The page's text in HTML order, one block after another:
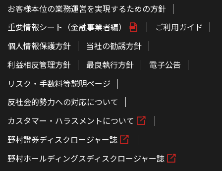
お客様本位の業務運営を実現するための方針
重要情報シート（金融事業者編）
ご利用ガイド
個人情報保護方針
当社の勧誘方針
利益相反管理方針
最良執行方針
電子公告
リスク・手数料等説明ページ
反社会的勢力への対応について
カスタマー・ハラスメントについて
野村證券ディスクロージャー誌
野村ホールディングスディスクロージャー誌